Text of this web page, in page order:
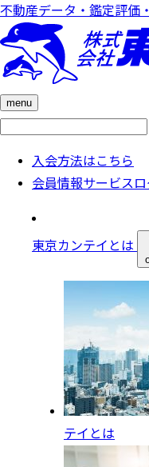
不動産データ・鑑定評価
menu
検
入会方法はこちら
会員情報サービス
東京カンテイとは
テイとは